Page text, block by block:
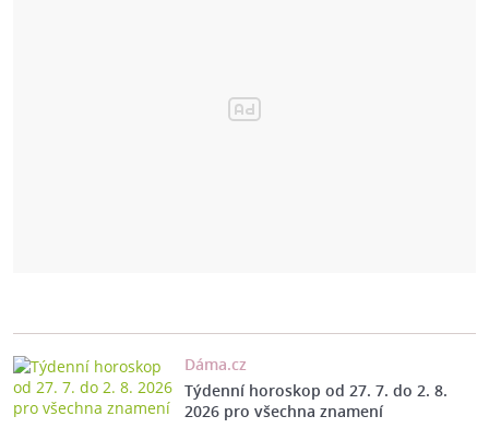
Dáma.cz
Týdenní horoskop od 27. 7. do 2. 8.
2026 pro všechna znamení